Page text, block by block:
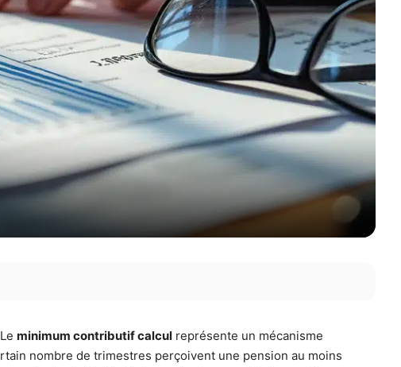
minimum contributif calcul représente un mécanisme
nombre de trimestres perçoivent une pension au moins